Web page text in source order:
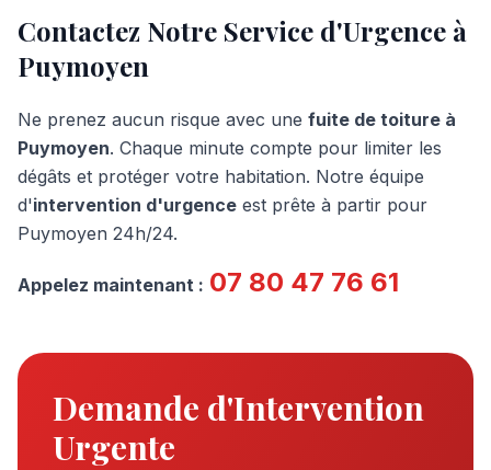
Contactez Notre Service d'Urgence à
Puymoyen
Ne prenez aucun risque avec une fuite de toiture à
Puymoyen. Chaque minute compte pour limiter les
dégâts et protéger votre habitation. Notre équipe
d'intervention d'urgence est prête à partir pour
Puymoyen 24h/24.
Appelez maintenant : 07 80 47 76 61
Demande d'Intervention
Urgente